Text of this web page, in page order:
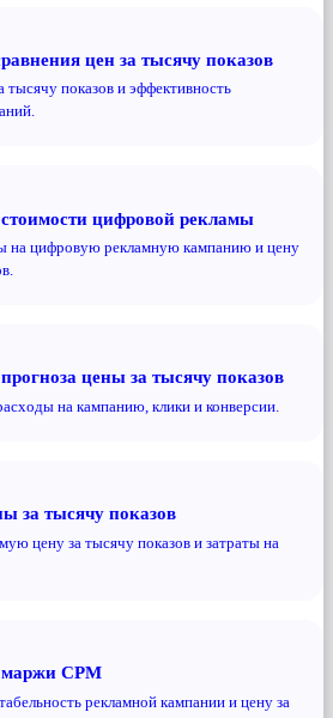
цен за тысячу показов
тысячу показов и эффективность
цифровой рекламы
на цифровую рекламную кампанию и цену
цены за тысячу показов
на кампанию, клики и конверсии.
за тысячу показов
цену за тысячу показов и затраты на
CPM
рекламной кампании и цену за